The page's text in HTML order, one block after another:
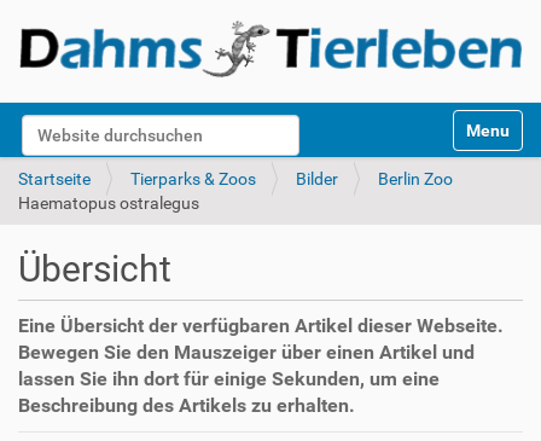
Website durchsuchen
k
Toggle
Startseite Tierparks & Zoos Bilder
Berlin Zoo
Haematopus ostralegus
Übersicht
Eine Übersicht der verfügbaren Artikel dieser Webseite.
Bewegen Sie den Mauszeiger über einen Artikel und
lassen Sie ihn dort für einige Sekunden, um eine
Beschreibung des Artikels zu erhalten.